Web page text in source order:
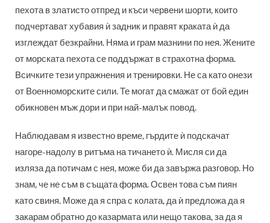
пехота в златисто отпред и къси червени шорти, които
подчертават хубавия ѝ задник и правят краката ѝ да
изглеждат безкрайни. Няма и грам мазнини по нея. Жените
от морската пехота се поддържат в страхотна форма.
Всичките тези упражнения и тренировки. Не са като онези
от Военноморските сили. Те могат да смажат от бой един
обикновен мъж дори и при най-малък повод.
Наблюдавам я известно време, гърдите ѝ подскачат
нагоре-надолу в ритъма на тичането ѝ. Мисля си да
изляза да потичам с нея, може би да завържа разговор. Но
знам, че не съм в същата форма. Освен това съм пиян
като свиня. Може да я спра с колата, да ѝ предложа да я
закарам обратно до казармата или нещо такова, за да я